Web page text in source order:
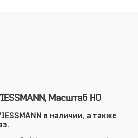
Масштаб HO
в наличии, а также